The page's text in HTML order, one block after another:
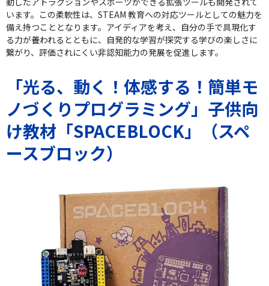
います。この柔軟性は、STEAM 教育への対応ツールとしての魅力を
備え持つこととなります。アイディアを考え、自分の手で具現化す
る力が養われるとともに、自発的な学習が探究する学びの楽しさに
繋がり、評価されにくい非認知能力の発展を促進します。
「光る、動く！体感する！簡単モ
ノづくりプログラミング」子供向
け教材「SPACEBLOCK」（スペ
ースブロック）